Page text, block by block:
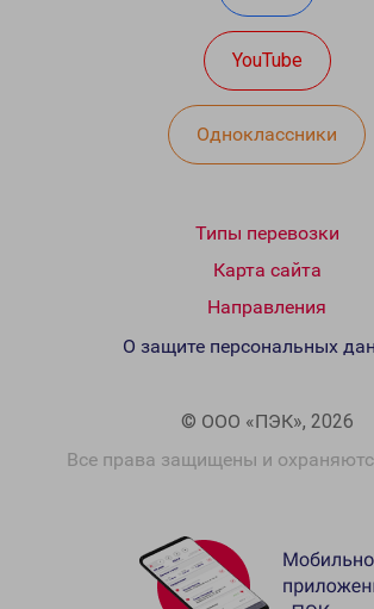
YouTube
Одноклассники
Типы перевозки
Карта сайта
Направления
© ООО «ПЭК», 2026
Все права защищены и
О защите персональных